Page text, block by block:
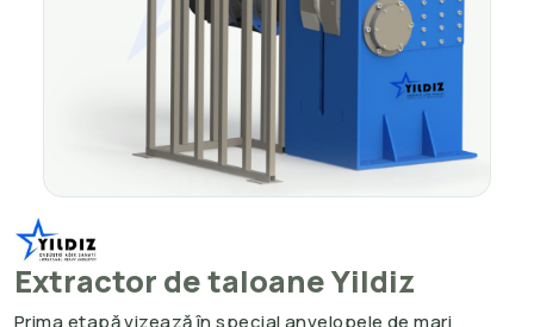
Extractor de taloane Yildiz
Prima etapă vizează în special anvelopele de mari